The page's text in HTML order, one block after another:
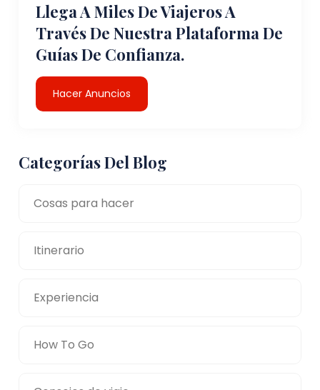
Llega A Miles De Viajeros A
Través De Nuestra Plataforma De
Guías De Confianza.
Hacer Anuncios
Categorías Del Blog
Cosas para hacer
Itinerario
Experiencia
How To Go